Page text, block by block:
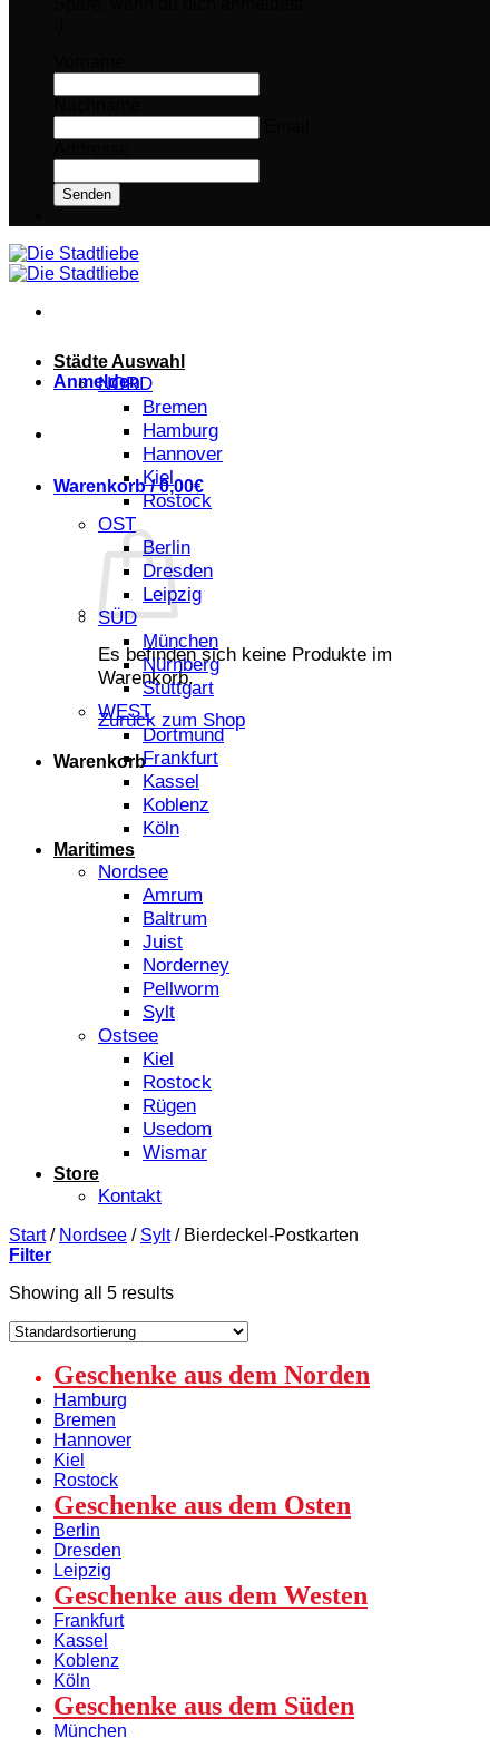
Senden
Anmelden
Warenkorb /0,00€
Es befinden sich keine Produkte im
Warenkorb.
Zurück zum Shop
Warenkorb
Städte Auswahl
NORD
Bremen
Hamburg
Hannover
Kiel
Rostock
OST
Berlin
Dresden
Leipzig
SÜD
München
Nürnberg
Stuttgart
WEST
Dortmund
Frankfurt
Kassel
Koblenz
Köln
Maritimes
Nordsee
Amrum
Baltrum
Juist
Norderney
Pellworm
Sylt
Ostsee
Kiel
Rostock
Rügen
Usedom
Wismar
Store
Kontakt
Start / Nordsee / Sylt /Bierdeckel-Postkarten
Filter
Showing all 5 results
Geschenke aus dem Norden
Hamburg
Bremen
Hannover
Kiel
Rostock
Geschenke aus dem Osten
Berlin
Dresden
Leipzig
Geschenke aus dem Westen
Frankfurt
Kassel
Koblenz
Köln
Geschenke aus dem Süden
München